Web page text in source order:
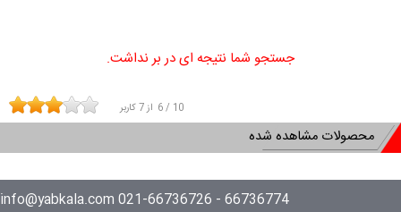
جستجو شما نتیجه ای در بر نداشت.
6 / 10 از7کاربر
محصولات مشاهده شده
66736774 - 021-66736726 info@yabkala.com